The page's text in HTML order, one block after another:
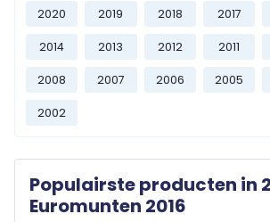
vandaag nog één of meerdere stukjes
2016 ? Neem contact met ons op
best doen om deze uitgifte voor u te
2020 2019 2018 2017
2014 2013 2012 2011
2008 2007 2006 2005
2002
Populairste producten in 2
Euromunten 2016